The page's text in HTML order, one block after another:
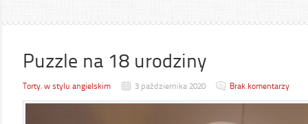
Puzzle na 18 urodziny
Torty, w stylu angielskim 3 października 2020 Brak komentarzy